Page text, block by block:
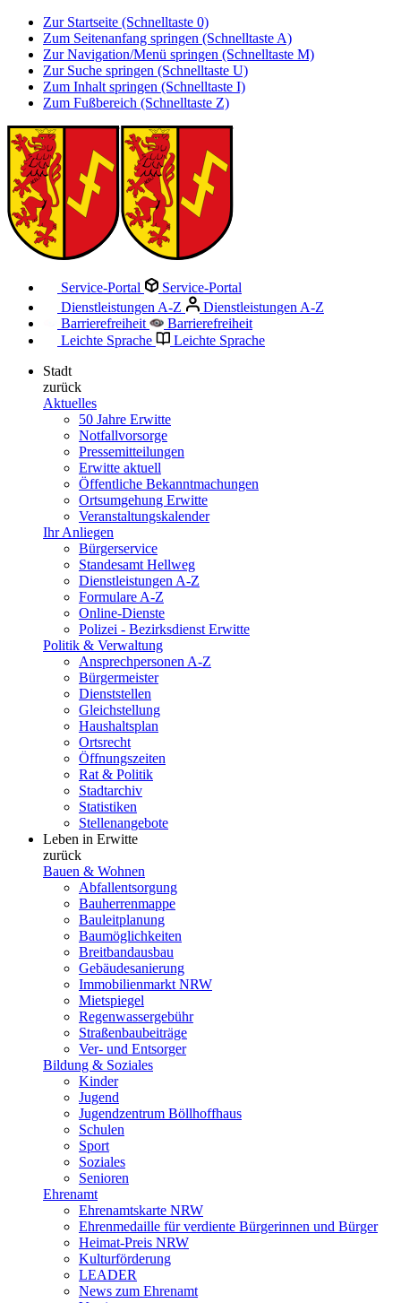
Zur Startseite (Schnelltaste 0)
Zum Seitenanfang springen (Schnelltaste A)
Zur Navigation/Menü springen (Schnelltaste M)
Zur Suche springen (Schnelltaste U)
Zum Inhalt springen (Schnelltaste I)
Zum Fußbereich (Schnelltaste Z)
Service-Portal
Service-Portal
Dienstleistungen A-Z
Dienstleistungen A-Z
Barrierefreiheit
Barrierefreiheit
Leichte Sprache
Leichte Sprache
Stadt
zurück
Aktuelles
50 Jahre Erwitte
Notfallvorsorge
Pressemitteilungen
Erwitte aktuell
Öffentliche Bekanntmachungen
Ortsumgehung Erwitte
Veranstaltungskalender
Ihr Anliegen
Bürgerservice
Standesamt Hellweg
Dienstleistungen A-Z
Formulare A-Z
Online-Dienste
Polizei - Bezirksdienst Erwitte
Politik & Verwaltung
Ansprechpersonen A-Z
Bürgermeister
Dienststellen
Gleichstellung
Haushaltsplan
Ortsrecht
Öffnungszeiten
Rat & Politik
Stadtarchiv
Statistiken
Stellenangebote
Leben in Erwitte
zurück
Bauen & Wohnen
Abfallentsorgung
Bauherrenmappe
Bauleitplanung
Baumöglichkeiten
Breitbandausbau
Gebäudesanierung
Immobilienmarkt NRW
Mietspiegel
Regenwassergebühr
Straßenbaubeiträge
Ver- und Entsorger
Bildung & Soziales
Kinder
Jugend
Jugendzentrum Böllhoffhaus
Schulen
Sport
Soziales
Senioren
Ehrenamt
Ehrenamtskarte NRW
Ehrenmedaille für verdiente Bürgerinnen und Bürger
Heimat-Preis NRW
Kulturförderung
LEADER
News zum Ehrenamt